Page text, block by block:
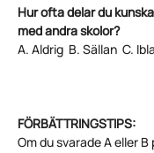
Hur ofta delar du
med andra skolor?
A. Aldrig B. Sällan C.
FÖRBÄTTRINGSTIPS:
Om du svarade A eller B